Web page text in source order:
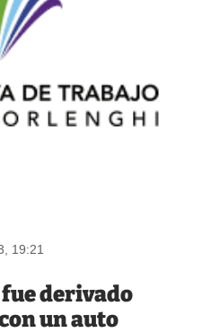
19:21
derivado
un auto